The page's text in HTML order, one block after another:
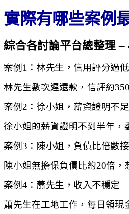
實際有哪些案例
綜合各討論平台總整理
案例1：林先生，信用評分過低
林先生數次遲還款，信評約
案例2：徐小姐，薪資證明不足
徐小姐的薪資證明不到半年，
案例3：陳小姐，負債比倍數
陳小姐無擔保負債比約20倍
案例4：蕭先生，收入不穩定
蕭先生在工地工作，每日領現